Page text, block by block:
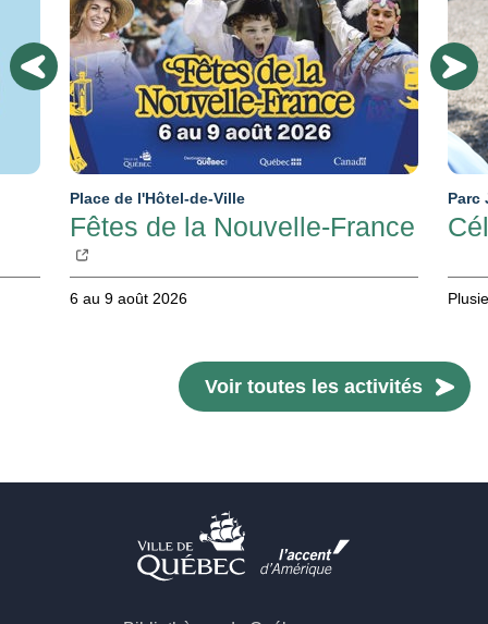
Place de l'Hôtel-de-Ville
Fêtes de la Nouvelle-France
6 au 9 août 2026
Parc
Voir toutes les activités